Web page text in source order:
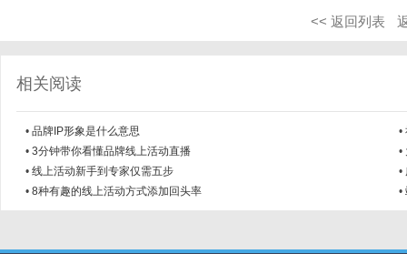
<< 返回列表
相关阅读
• 品牌IP形象是什么意思 •
• 3分钟带你看懂品牌线上活动直播 •
• 线上活动新手到专家仅需五步 •
• 8种有趣的线上活动方式添加回头率 •